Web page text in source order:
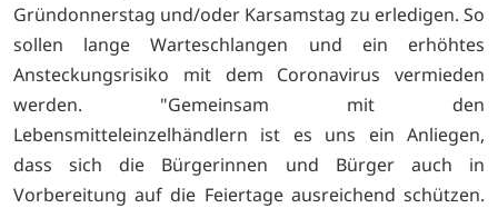
Gründonnerstag und/oder Karsamstag zu erledigen. So
sollen lange Warteschlangen und ein erhöhtes
Ansteckungsrisiko mit dem Coronavirus vermieden
werden. "Gemeinsam mit den
Lebensmitteleinzelhändlern ist es uns ein Anliegen,
dass sich die Bürgerinnen und Bürger auch in
Vorbereitung auf die Feiertage ausreichend schützen.